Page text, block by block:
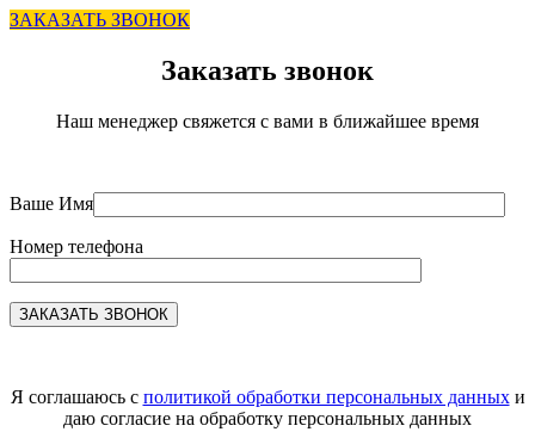
ЗАКАЗАТЬ ЗВОНОК
Заказать звонок
Наш менеджер свяжется с вами в ближайшее время
Ваше Имя
Номер телефона
Я соглашаюсь с политикой обработки персональных данныхи
даю согласие на обработку персональных данных